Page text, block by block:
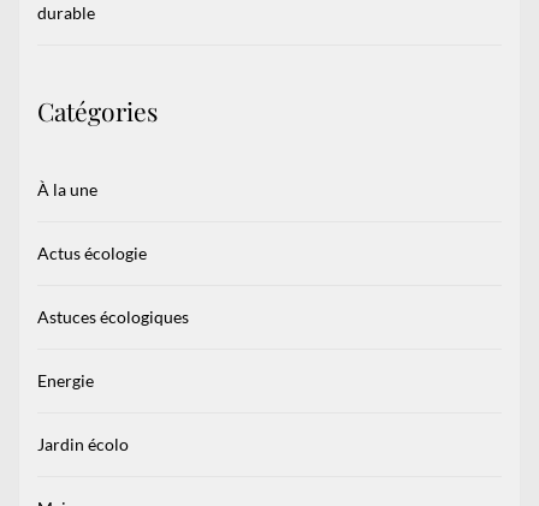
durable
Catégories
À la une
Actus écologie
Astuces écologiques
Energie
Jardin écolo